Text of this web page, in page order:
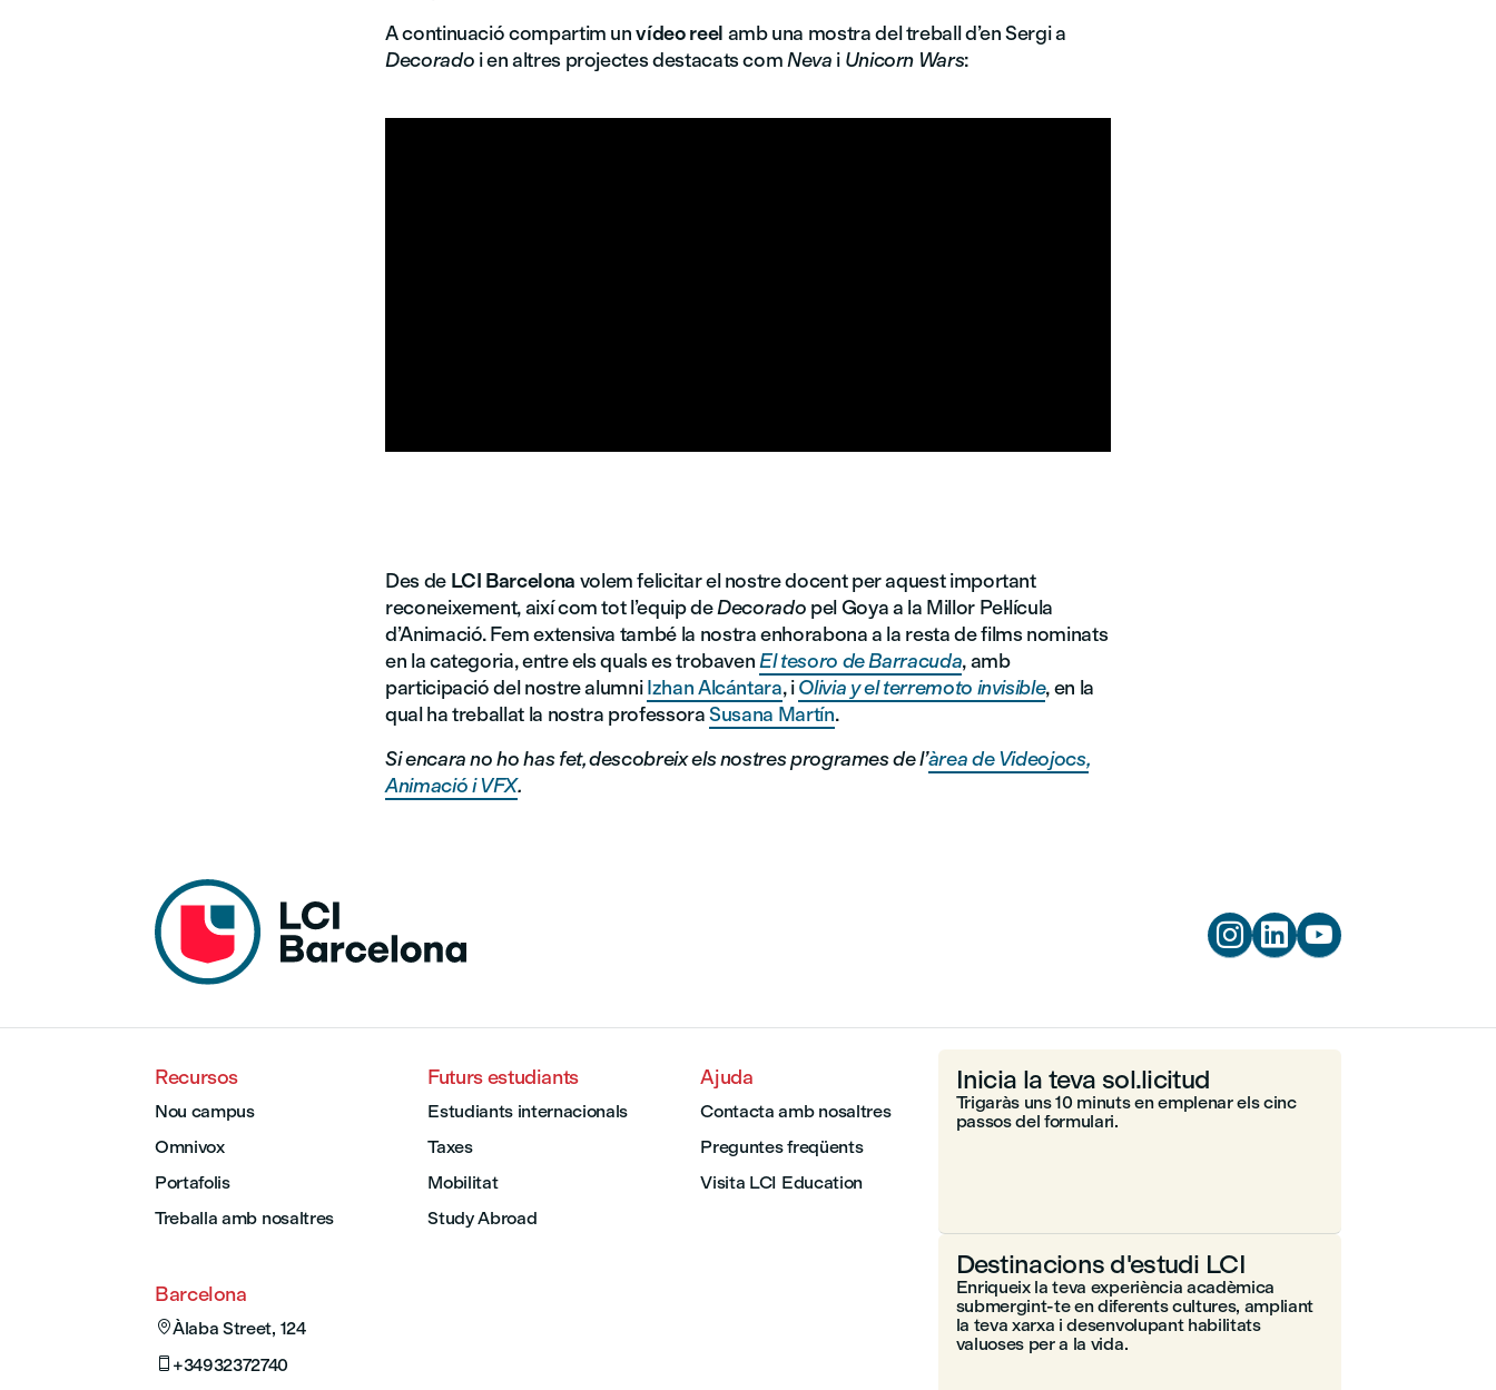
A continuació compartim unvídeo reel amb una mostra del treball d’en Sergi a
Decorado i en altres projectes destacats comNeva i Unicorn Wars:
Des de LCI Barcelona volem felicitar el nostre docent per aquest important
reconeixement, així com tot l’equip deDecorado pel Goya a la Millor Pel·lícula
d’Animació. Fem extensiva també la nostra enhorabona a la resta de films nominats
en la categoria, entre els quals es trobavenEl tesoro de Barracuda, amb
participació del nostre alumniIzhan Alcántara, iOlivia y el terremoto invisible, en la
qual ha treballat la nostra professoraSusana Martín.
Si encara no ho has fet, descobreix els nostres programes de l’àrea de Videojocs,
Animació i VFX.
  
Recursos
Nou campus
Omnivox
Portafolis
Treballa amb nosaltres
Futurs estudiants
Estudiants internacionals
Taxes
Mobilitat
Study Abroad
Ajuda
Contacta amb nosaltres
Preguntes freqüents
Visita LCI Education
Barcelona
Àlaba Street, 124
 +34932372740
Inicia la teva sol.licitud
Trigaràs uns 10 minuts en emplenar els cinc
passos del formulari.
Destinacions d'estudi LCI
Enriqueix la teva experiència acadèmica
submergint-te en diferents cultures, ampliant
la teva xarxa i desenvolupant habilitats
valuoses per a la vida.